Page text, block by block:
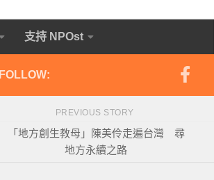
支持 NPOst
FOLLOW:
PREVIOUS STORY
「地方創生教母」陳美伶走遍台灣 尋
地方永續之路